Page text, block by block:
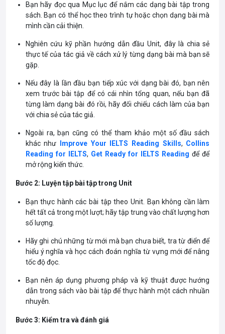
Bạn hãy đọc qua Mục lục để nắm các dạng bài tập trong
sách. Bạn có thể học theo trình tự hoặc chọn dạng bài mà
mình cần cải thiện.
Nghiên cứu kỹ phần hướng dẫn đầu Unit, đây là chia sẻ
thực tế của tác giả về cách xử lý từng dạng bài mà bạn sẽ
gặp.
Nếu đây là lần đầu bạn tiếp xúc với dạng bài đó, bạn nên
xem trước bài tập để có cái nhìn tổng quan, nếu bạn đã
từng làm dạng bài đó rồi, hãy đối chiếu cách làm của bạn
với chia sẻ của tác giả.
Ngoài ra, bạn cũng có thể tham khảo một số đầu sách
khác như
Improve Your IELTS Reading Skills, Collins
Reading for IELTS, Get Ready for IELTS Reading để để
mở rộng kiến thức.
Bước 2: Luyện tập bài tập trong Unit
Bạn thực hành các bài tập theo Unit. Bạn không cần làm
hết tất cả trong một lượt; hãy tập trung vào chất lượng hơn
số lượng.
Hãy ghi chú những từ mới mà bạn chưa biết, tra từ điển để
hiểu ý nghĩa và học cách đoán nghĩa từ vựng mới để nâng
tốc độ đọc.
Bạn nên áp dụng phương pháp và kỹ thuật được hướng
dẫn trong sách vào bài tập để thực hành một cách nhuần
nhuyễn.
Bước 3: Kiểm tra và đánh giá